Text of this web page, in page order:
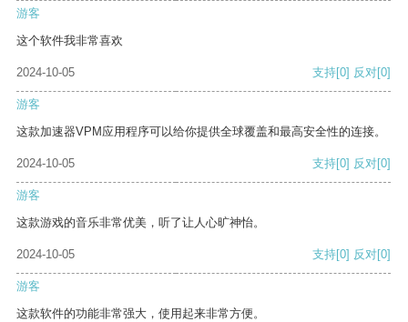
游客
这个软件我非常喜欢
2024-10-05 支持[0] 反对[0]
游客
这款加速器VPM应用程序可以给你提供全球覆盖和最高安全性的连接。
2024-10-05 支持[0] 反对[0]
游客
这款游戏的音乐非常优美，听了让人心旷神怡。
2024-10-05 支持[0] 反对[0]
游客
这款软件的功能非常强大，使用起来非常方便。